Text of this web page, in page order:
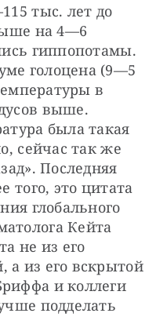
тыс. лет до
на 4—6
гиппопотамы.
голоцена (9—5
в
выше.
была такая
сейчас так же
Последняя
того, это цитата
глобального
Кейта
не из его
а из его вскрытой
и коллеги
подделать